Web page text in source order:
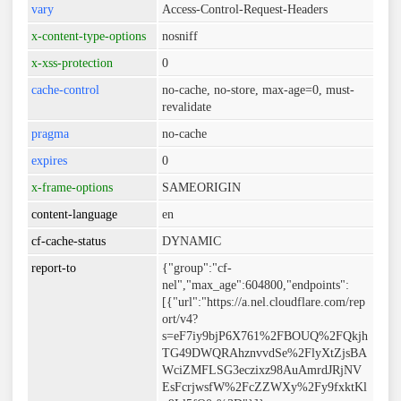
vary
Access-Control-Request-Headers
x-content-type-options
nosniff
x-xss-protection
0
cache-control
no-cache, no-store, max-age=0, must-
revalidate
pragma
no-cache
expires
0
x-frame-options
SAMEORIGIN
content-language
en
cf-cache-status
DYNAMIC
report-to
{"group":"cf-
nel","max_age":604800,"endpoints":
[{"url":"https://a.nel.cloudflare.com/rep
ort/v4?
s=eF7iy9bjP6X761%2FBOUQ%2FQkjh
TG49DWQRAhznvvdSe%2FlyXtZjsBA
WciZMFLSG3eczixz98AuAmrdJRjNV
EsFcrjwsfW%2FcZZWXy%2Fy9fxktKl